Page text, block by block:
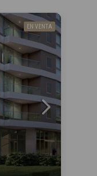
EN VENTA